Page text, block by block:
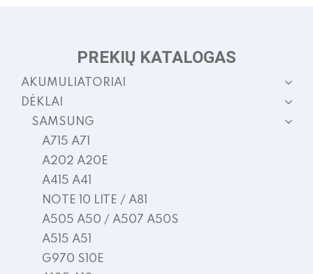
PREKIŲ KATALOGAS
AKUMULIATORIAI
DĖKLAI
SAMSUNG
A715 A71
A202 A20E
A415 A41
NOTE 10 LITE / A81
A505 A50 / A507 A50S
A515 A51
G970 S10E